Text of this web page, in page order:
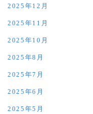
2025年12月
2025年11月
2025年10月
2025年8月
2025年7月
2025年6月
2025年5月